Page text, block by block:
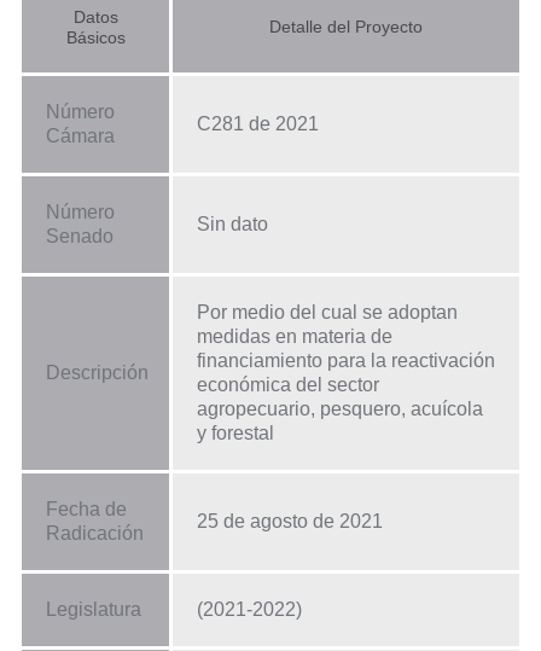
Planes
Datos
Básicos
Detalle del Proyecto
Número
Cámara
C281 de 2021
Número
Senado
Sin dato
Descripción
Por medio del cual se adoptan
medidas en materia de
financiamiento para la reactivación
económica del sector
agropecuario, pesquero, acuícola
y forestal
Fecha de
Radicación
25 de agosto de 2021
Legislatura (2021-2022)